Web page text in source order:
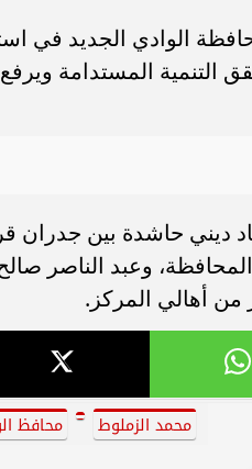
الوادي الجديد في
يحقق التنمية المستدامة
ديني حاشدة بين
وعبد الناصر
من أهالي المركز.
محمد الزملوط محافظ